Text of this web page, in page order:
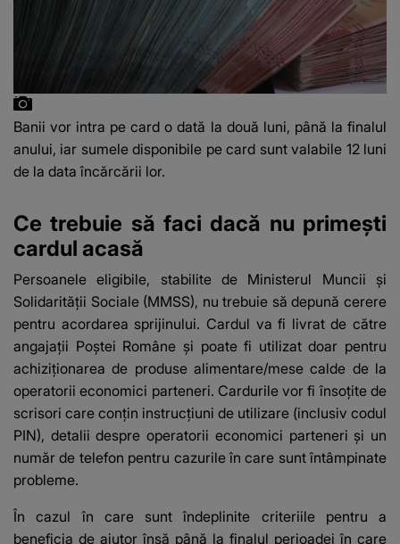
Banii vor intra pe card o dată la două luni, până la finalul
anului, iar sumele disponibile pe card sunt valabile 12 luni
de la data încărcării lor.
Ce trebuie să faci dacă nu primești
cardul acasă
Persoanele eligibile, stabilite de Ministerul Muncii şi
Solidarităţii Sociale (MMSS), nu trebuie să depună cerere
pentru acordarea sprijinului. Cardul va fi livrat de către
angajaţii Poştei Române şi poate fi utilizat doar pentru
achiziţionarea de produse alimentare/mese calde de la
operatorii economici parteneri. Cardurile vor fi însoţite de
scrisori care conţin instrucţiuni de utilizare (inclusiv codul
PIN), detalii despre operatorii economici parteneri şi un
număr de telefon pentru cazurile în care sunt întâmpinate
probleme.
În cazul în care sunt îndeplinite criteriile pentru a
beneficia de ajutor însă până la finalul perioadei în care